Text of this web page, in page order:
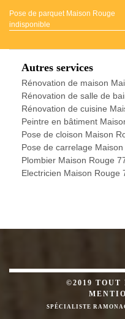
Pose de parquet Maison Rouge
indisponible
Autres services
Rénovation de maison
Rénovation de salle de
Rénovation de cuisine
Peintre en bâtiment
Pose de cloison Maison
Pose de carrelage
Plombier Maison Rouge
Electricien Maison Rouge
©2019 TOUT
SPÉCIALISTE